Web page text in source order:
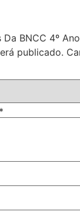
BNCC 4º
publicado.
*